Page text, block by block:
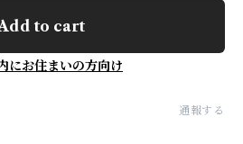
to cart
にお住まいの方向け
通報する